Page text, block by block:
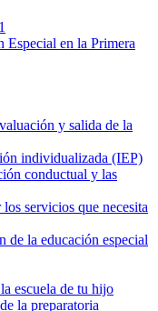
Especial en la Primera
y salida de la
individualizada (IEP)
conductual y las
servicios que necesita
de la educación especial
escuela de tu hijo
la preparatoria